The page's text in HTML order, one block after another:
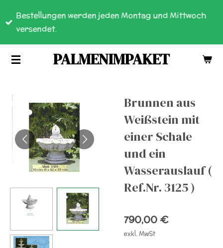
Zum
Hauptinhalt
PALMENIMPAKET
Bestellungen werden jeden Montag und Mittwoch
versendet.
Brunnen aus
Weißstein mit
einer Schale
und ein
Wasserauslauf (
Ref.Nr. 3125 )
790,00 €
exkl. MwSt